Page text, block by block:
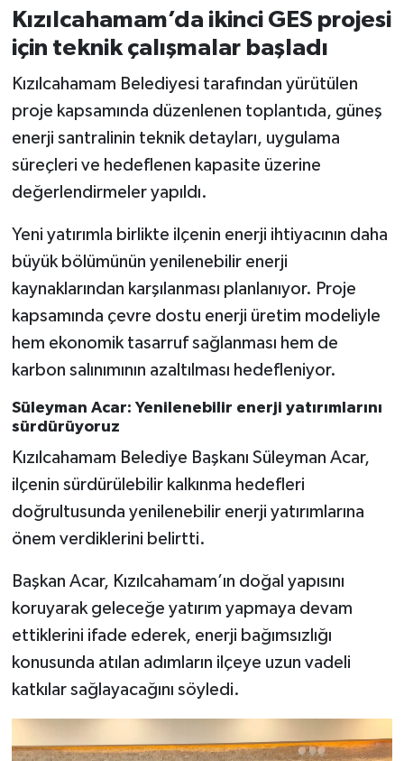
Kızılcahamam’da ikinci GES projesi
için teknik çalışmalar başladı
Kızılcahamam Belediyesi tarafından yürütülen
proje kapsamında düzenlenen toplantıda, güneş
enerji santralinin teknik detayları, uygulama
süreçleri ve hedeflenen kapasite üzerine
değerlendirmeler yapıldı.
Yeni yatırımla birlikte ilçenin enerji ihtiyacının daha
büyük bölümünün yenilenebilir enerji
kaynaklarından karşılanması planlanıyor. Proje
kapsamında çevre dostu enerji üretim modeliyle
hem ekonomik tasarruf sağlanması hem de
karbon salınımının azaltılması hedefleniyor.
Süleyman Acar: Yenilenebilir enerji yatırımlarını
sürdürüyoruz
Kızılcahamam Belediye Başkanı Süleyman Acar,
ilçenin sürdürülebilir kalkınma hedefleri
doğrultusunda yenilenebilir enerji yatırımlarına
önem verdiklerini belirtti.
Başkan Acar, Kızılcahamam’ın doğal yapısını
koruyarak geleceğe yatırım yapmaya devam
ettiklerini ifade ederek, enerji bağımsızlığı
konusunda atılan adımların ilçeye uzun vadeli
katkılar sağlayacağını söyledi.